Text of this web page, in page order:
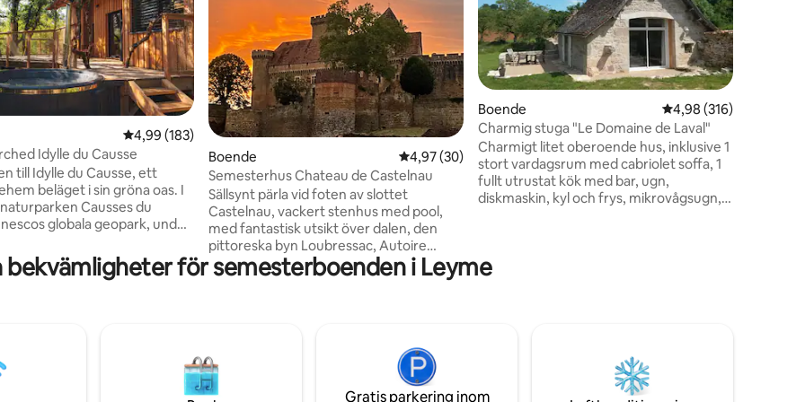
betyg, 61 omdömen4,99 av 5 i genomsnittligt betyg, 183 omdömen
4,99 (183)
Idylle du Causse
till Idylle du Causse, ett
beläget i sin gröna oas. I
Causses du
globala geopark, under
på dig för att du ska
under en vistelse och
i vår stuga och upptäck alla
i Lot- och Célé-dalen
Boende 4,97 av 5 i genomsnittligt betyg, 30 omdömen
4,97 (30)
Semesterhus Chateau de Castelnau
Sällsynt pärla vid foten av slottet
Castelnau, vackert stenhus med pool,
med fantastisk utsikt över dalen, den
pittoreska byn Loubressac, Autoire
cirkus. Perfekt bas för att besöka
Carennac, Dordogne-dalen, Padirac-
magnifika kullerstensbelagda platsen i
Bastide från 1200-talet i Bretenoux och
dess marknad på lördagsmorgonen
Boende 4,98 av 5 i
4,98 (316)
Charmig stuga "Le Domaine de Laval"
Charmigt litet oberoende hus, inklusive 1
stort vardagsrum med cabriolet soffa, 1
fullt utrustat kök med bar, ugn,
diskmaskin, kyl och frys, mikrovågsugn, 1
brädspel, böcker, cd, DVD, tvättmaskin.
bekvämligheter för semesterboenden i Leyme
Gratis parkering inom